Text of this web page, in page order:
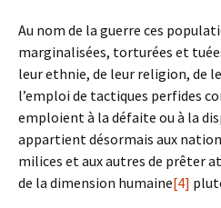
Au nom de la guerre ces
marginalisées, torturées et
leur ethnie, de leur religion, de
l’emploi de tactiques perfides
emploient à la défaite ou à la
appartient désormais aux
milices et aux autres de prêter
de la dimension humaine[4]